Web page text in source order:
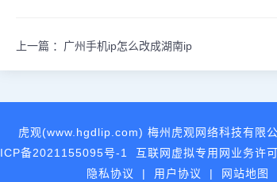
上一篇 ： 广州手机ip怎么改成湖南ip
虎观(www.hgdlip.com) 梅州虎观网络科技有限
备2021155095号-1
互联网虚拟专用网业务许
隐私协议
| 用户协议 | 网站地图